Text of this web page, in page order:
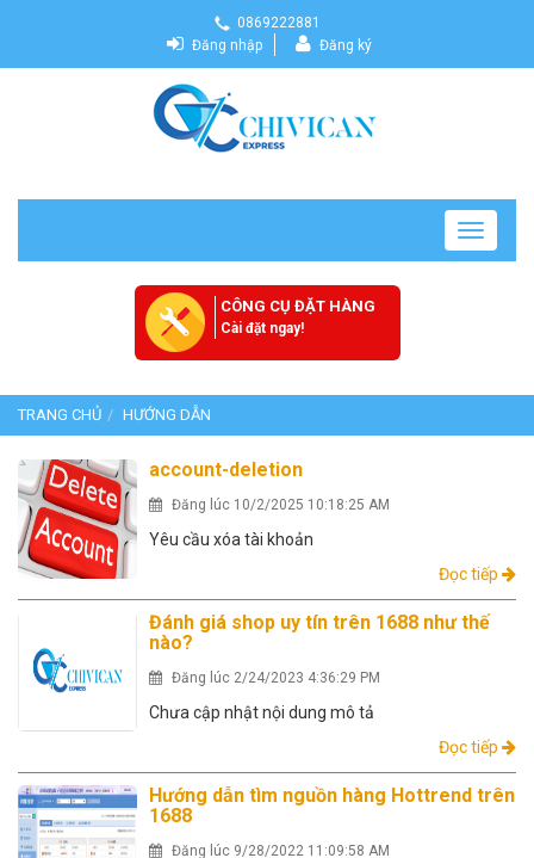
0869222881
Đăng nhập
Đăng ký
Toggle
CÔNG CỤ ĐẶT HÀNG
Cài đặt ngay!
TRANG CHỦ HƯỚNG DẪN
account-deletion
Đăng lúc 10/2/2025 10:18:25 AM
Yêu cầu xóa tài khoản
Đọc tiếp
Đánh giá shop uy tín trên 1688 như thế
nào?
Đăng lúc 2/24/2023 4:36:29 PM
Chưa cập nhật nội dung mô tả
Đọc tiếp
Hướng dẫn tìm nguồn hàng Hottrend trên
1688
Đăng lúc 9/28/2022 11:09:58 AM